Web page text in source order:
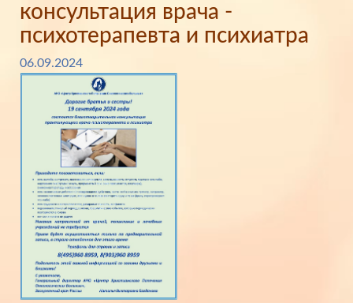
консультация врача -
психотерапевта и психиатра
06.09.2024